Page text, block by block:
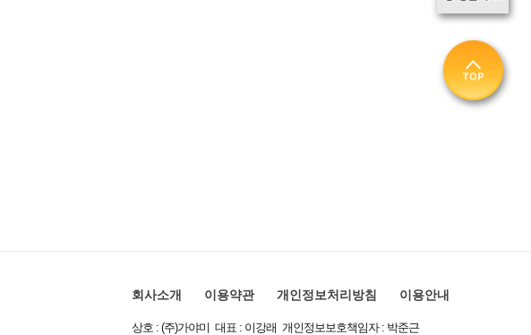
회사소개 이용약관 개인정보처리방침 이용안내
상호 : (주)가야미 대표 : 이강래 개인정보보호책임자 : 박준근